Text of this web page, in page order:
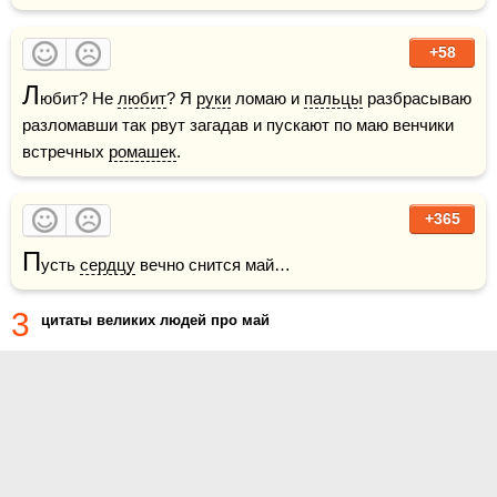
+58
Любит? Не любит? Я руки ломаю и пальцы разбрасываю
разломавши так рвут загадав и пускают по маю венчики
встречных ромашек.
+365
Пусть сердцу вечно снится май…
3 цитаты великих людей про май